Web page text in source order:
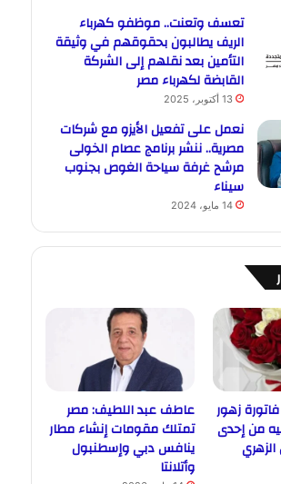
تعسف وتعنت.. موظفو كهرباء
الريف يطالبون بحقوقهم في وثيقة
التأمين بعد نقلهم إلى الشركة
القابضة لكهرباء مصر
13 أكتوبر، 2025
نعمل على تفعيل الأيزو مع شركات
مصرية.. ننشر برنامج عصام الخولى
مرشح غرفة سياحة الغوص بجنوب
سيناء
14 مايو، 2024
زهور
2500 جنيه من إحدى
عاطف عبد اللطيف: مصر
تمتلك مقومات إنشاء مطار
ينافس دبي وإسطنبول
وأتلانتا